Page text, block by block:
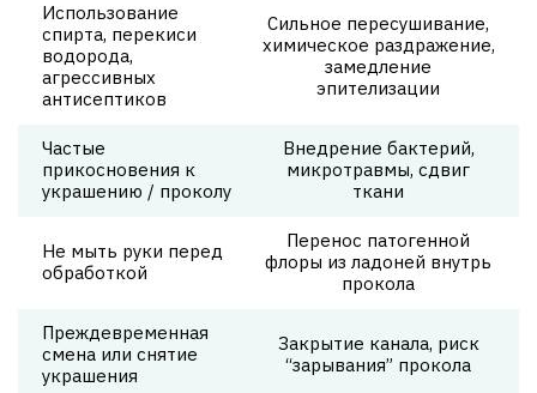
Использование
спирта, перекиси
водорода,
агрессивных
антисептиков
Сильное пересушивание,
химическое раздражение,
замедление
эпителизации
Частые
прикосновения к
украшению / проколу
Внедрение бактерий,
микротравмы, сдвиг
ткани
Не мыть руки перед
обработкой
Перенос патогенной
флоры из ладоней внутрь
прокола
Преждевременная
смена или снятие
украшения
Закрытие канала, риск
“зарывания” прокола